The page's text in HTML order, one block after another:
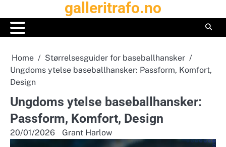
to
content
galleritrafo.no
Home
Størrelsesguider for baseballhansker
Ungdoms ytelse baseballhansker: Passform, Komfort,
Design
Ungdoms ytelse baseballhansker:
Passform, Komfort, Design
20/01/2026 Grant Harlow